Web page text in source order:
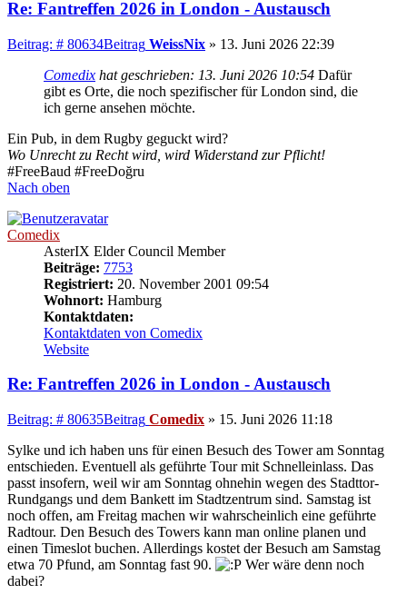
Re: Fantreffen 2026 in London - Austausch
Beitrag: # 80634Beitrag WeissNix » 13. Juni 2026 22:39
Comedix hat geschrieben: 13. Juni 2026 10:54 Dafür
gibt es Orte, die noch spezifischer für London sind, die
ich gerne ansehen möchte.
Ein Pub, in dem Rugby geguckt wird?
Wo Unrecht zu Recht wird, wird Widerstand zur Pflicht!
#FreeBaud #FreeDoğru
Nach oben
Comedix
AsterIX Elder Council Member
Beiträge: 7753
Registriert: 20. November 2001 09:54
Wohnort: Hamburg
Kontaktdaten:
Kontaktdaten von Comedix
Website
Re: Fantreffen 2026 in London - Austausch
Beitrag: # 80635Beitrag Comedix » 15. Juni 2026 11:18
Sylke und ich haben uns für einen Besuch des Tower am Sonntag
entschieden. Eventuell als geführte Tour mit Schnelleinlass. Das
passt insofern, weil wir am Sonntag ohnehin wegen des Stadttor-
Rundgangs und dem Bankett im Stadtzentrum sind. Samstag ist
noch offen, am Freitag machen wir wahrscheinlich eine geführte
Radtour. Den Besuch des Towers kann man online planen und
einen Timeslot buchen. Allerdings kostet der Besuch am Samstag
etwa 70 Pfund, am Sonntag fast 90.
Wer wäre denn noch
dabei?